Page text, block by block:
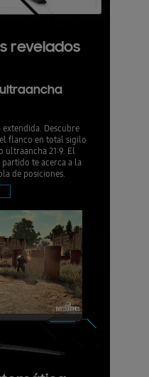
revelados
Descubre
flanco en total sigilo
ultraancha 21:9. El
te acerca a la
de posiciones.